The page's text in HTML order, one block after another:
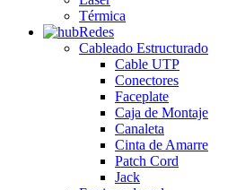
Térmica
Redes
Cableado Estructurado
Cable UTP
Conectores
Faceplate
Caja de Montaje
Canaleta
Cinta de Amarre
Patch Cord
Jack